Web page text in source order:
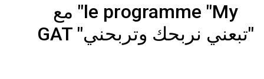
مع "le programme "My
GAT "تبعني نربحك وتربحني"